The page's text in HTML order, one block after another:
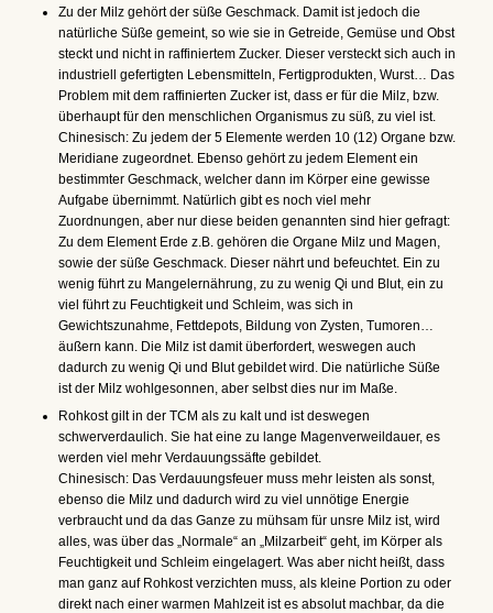
Zu der Milz gehört der süße Geschmack. Damit ist jedoch die
natürliche Süße gemeint, so wie sie in Getreide, Gemüse und Obst
steckt und nicht in raffiniertem Zucker. Dieser versteckt sich auch in
industriell gefertigten Lebensmitteln, Fertigprodukten, Wurst… Das
Problem mit dem raffinierten Zucker ist, dass er für die Milz, bzw.
überhaupt für den menschlichen Organismus zu süß, zu viel ist.
Chinesisch: Zu jedem der 5 Elemente werden 10 (12) Organe bzw.
Meridiane zugeordnet. Ebenso gehört zu jedem Element ein
bestimmter Geschmack, welcher dann im Körper eine gewisse
Aufgabe übernimmt. Natürlich gibt es noch viel mehr
Zuordnungen, aber nur diese beiden genannten sind hier gefragt:
Zu dem Element Erde z.B. gehören die Organe Milz und Magen,
sowie der süße Geschmack. Dieser nährt und befeuchtet. Ein zu
wenig führt zu Mangelernährung, zu zu wenig Qi und Blut, ein zu
viel führt zu Feuchtigkeit und Schleim, was sich in
Gewichtszunahme, Fettdepots, Bildung von Zysten, Tumoren…
äußern kann. Die Milz ist damit überfordert, weswegen auch
dadurch zu wenig Qi und Blut gebildet wird. Die natürliche Süße
ist der Milz wohlgesonnen, aber selbst dies nur im Maße.
Rohkost gilt in der TCM als zu kalt und ist deswegen
schwerverdaulich. Sie hat eine zu lange Magenverweildauer, es
werden viel mehr Verdauungssäfte gebildet.
Chinesisch: Das Verdauungsfeuer muss mehr leisten als sonst,
ebenso die Milz und dadurch wird zu viel unnötige Energie
verbraucht und da das Ganze zu mühsam für unsre Milz ist, wird
alles, was über das „Normale“ an „Milzarbeit“ geht, im Körper als
Feuchtigkeit und Schleim eingelagert. Was aber nicht heißt, dass
man ganz auf Rohkost verzichten muss, als kleine Portion zu oder
direkt nach einer warmen Mahlzeit ist es absolut machbar, da die